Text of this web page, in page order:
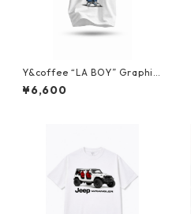
Y&coffee “LA BOY” Graphic
T-Shirt
¥6,600